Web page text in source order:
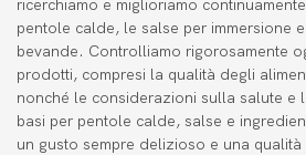
ricerchiamo e miglioriamo
pentole calde, le salse per immersione
bevande. Controlliamo rigorosamente
prodotti, compresi la qualità degli
nonché le considerazioni sulla salute e
basi per pentole calde, salse e
un gusto sempre delizioso e una